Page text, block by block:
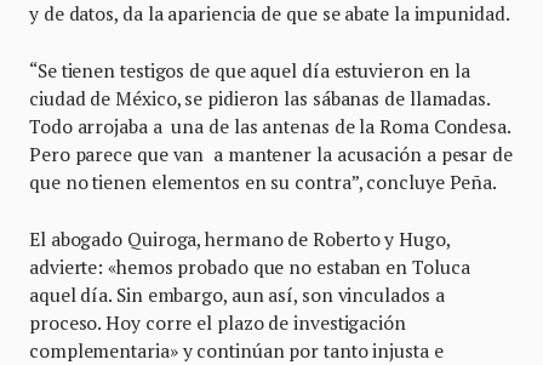
y de datos, da la apariencia de que se abate la impunidad.
“Se tienen testigos de que aquel día estuvieron en la
ciudad de México, se pidieron las sábanas de llamadas.
Todo arrojaba a una de las antenas de la Roma Condesa.
Pero parece que van a mantener la acusación a pesar de
que no tienen elementos en su contra”, concluye Peña.
El abogado Quiroga, hermano de Roberto y Hugo,
advierte: «hemos probado que no estaban en Toluca
aquel día. Sin embargo, aun así, son vinculados a
proceso. Hoy corre el plazo de investigación
complementaria» y continúan por tanto injusta e